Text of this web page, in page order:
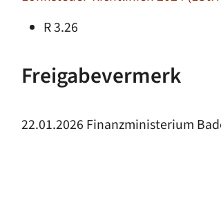
R 3.26
Freigabevermerk
22.01.2026 Finanzministerium